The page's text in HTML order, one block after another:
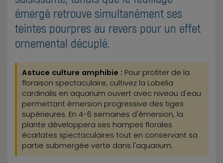
émergé retrouve simultanément ses
teintes pourpres au revers pour un effet
ornemental décuplé.
Astuce culture amphibie : Pour profiter de la
floraison spectaculaire, cultivez la Lobelia
cardinalis en aquarium ouvert avec niveau d'eau
permettant émersion progressive des tiges
supérieures. En 4-6 semaines d'émersion, la
plante développera ses hampes florales
écarlates spectaculaires tout en conservant sa
partie submergée verte dans l'aquarium.